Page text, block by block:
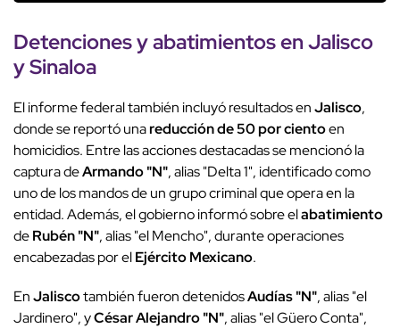
Detencionesy abatimientos enJalisco
ySinaloa
El informe federal también incluyó resultados enJalisco,
donde se reportó unareducción de 50 por cientoen
homicidios. Entre las acciones destacadas se mencionó la
captura deArmando "N", alias "Delta 1", identificado como
uno de los mandos de un grupo criminal que opera en la
entidad. Además, el gobierno informó sobre elabatimiento
deRubén "N", alias "el Mencho", durante operaciones
encabezadas por elEjército Mexicano.
EnJaliscotambién fueron detenidosAudías "N", alias "el
Jardinero", yCésar Alejandro "N", alias "el Güero Conta",